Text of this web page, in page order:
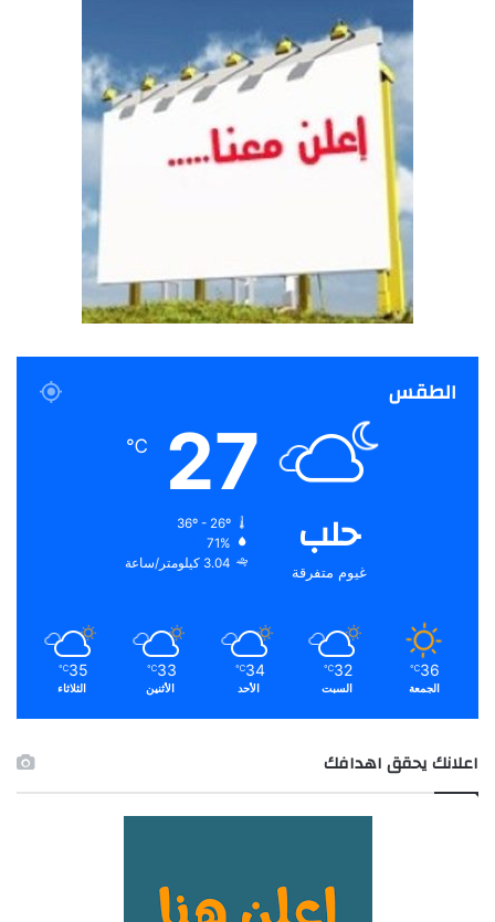
الطقس
حلب
غيوم متفرقة
27
℃
36º - 26º
71%
3.04 كيلومتر/ساعة
36
℃
الجمعة
32
℃
السبت
34
℃
الأحد
33
℃
الأثنين
35
℃
الثلاثاء
اعلانك يحقق اهدافك